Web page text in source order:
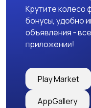
закупки
Крутите колесо
бонусы, удобно
объявления -
приложении!
Play Market
AppGallery